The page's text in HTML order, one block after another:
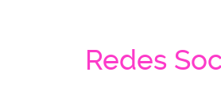
Redes